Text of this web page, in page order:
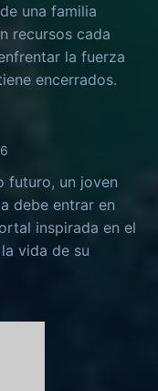
una familia
recursos cada
la fuerza
encerrados.
futuro, un joven
debe entrar en
inspirada en el
vida de su